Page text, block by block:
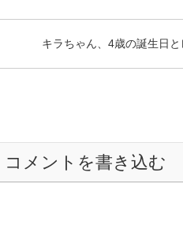
キラちゃん、4歳の誕生日
コメントを書き込む